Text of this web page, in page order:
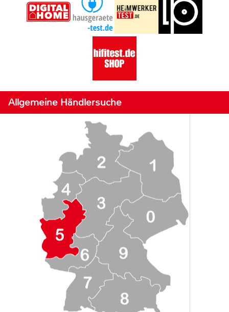
Allgemeine Händlersuche